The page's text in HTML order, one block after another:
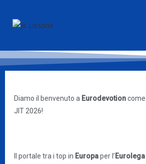
Diamo il benvenuto a Eurodevotioncome
JIT 2026!
Il portale tra i top in Europaper l’ Eurolega